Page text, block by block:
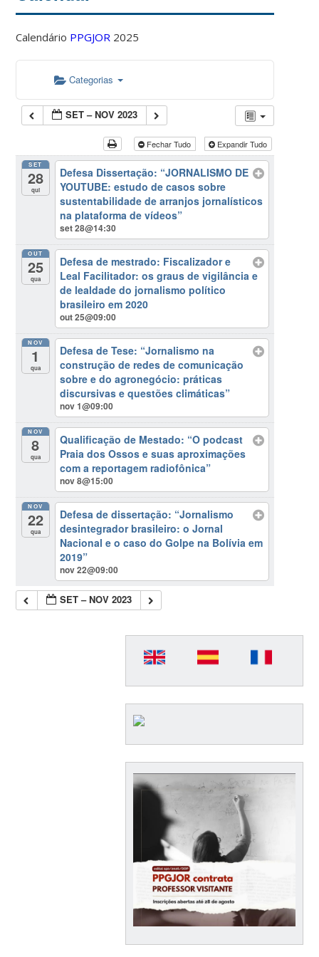
Calendário PPGJOR 2025
Categorias
SET – NOV 2023
Fechar Tudo Expandir Tudo
SET
28
qui
Defesa Dissertação: “JORNALISMO DE
YOUTUBE: estudo de casos sobre
sustentabilidade de arranjos jornalísticos
na plataforma de vídeos”
set 28@14:30
OUT
25
qua
Defesa de mestrado: Fiscalizador e
Leal Facilitador: os graus de vigilância e
de lealdade do jornalismo político
brasileiro em 2020
out 25@09:00
NOV
1
qua
Defesa de Tese: “Jornalismo na
construção de redes de comunicação
sobre e do agronegócio: práticas
discursivas e questões climáticas”
nov 1@09:00
NOV
8
qua
Qualificação de Mestado: “O podcast
Praia dos Ossos e suas aproximações
com a reportagem radiofônica”
nov 8@15:00
NOV
22
qua
Defesa de dissertação: “Jornalismo
desintegrador brasileiro: o Jornal
Nacional e o caso do Golpe na Bolívia em
2019”
nov 22@09:00
SET – NOV 2023